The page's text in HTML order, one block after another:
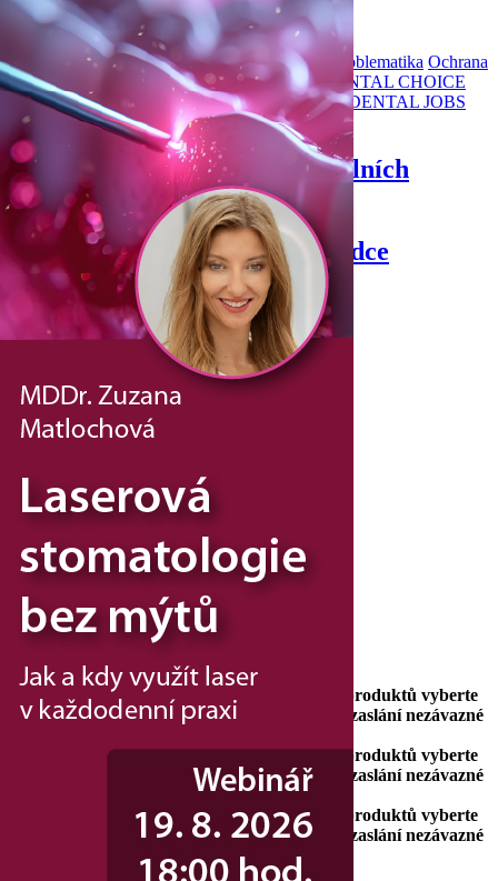
Přehledy Archiv katalogů Jak portál funguje Problematika Ochrana
osobních údajů
O nás DENTAL MARKET
DENTAL CHOICE
DENTÁLNÍ AKADEMIE DENTAL BAZAR DENTAL JOBS
STOMATEAM TV
Dental Choice - Přehled dentálních
produktů
StomaTeam, s.r.o. - Váš průvodce
dentálním světem
Vzdělávací akce
Akční nabídky firem
Inzerce
Předplatné / el. verze časopisů
Dental Choice menu search
Přehledy
Archiv katalogů
vyberte produkt k porovnání
V přehledu produktů vyberte
až tři produkty do porovnání nebo pro zaslání nezávazné
vyberte produkt k porovnání V přehledu produktů vyberte
až tři produkty do porovnání nebo pro zaslání nezávazné
vyberte produkt k porovnání V přehledu produktů vyberte
až tři produkty do porovnání nebo pro zaslání nezávazné
cenové nabídky.